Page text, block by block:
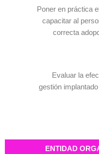
Poner en práctica
capacitar al
correcta
Evaluar la
gestión
ENTIDAD